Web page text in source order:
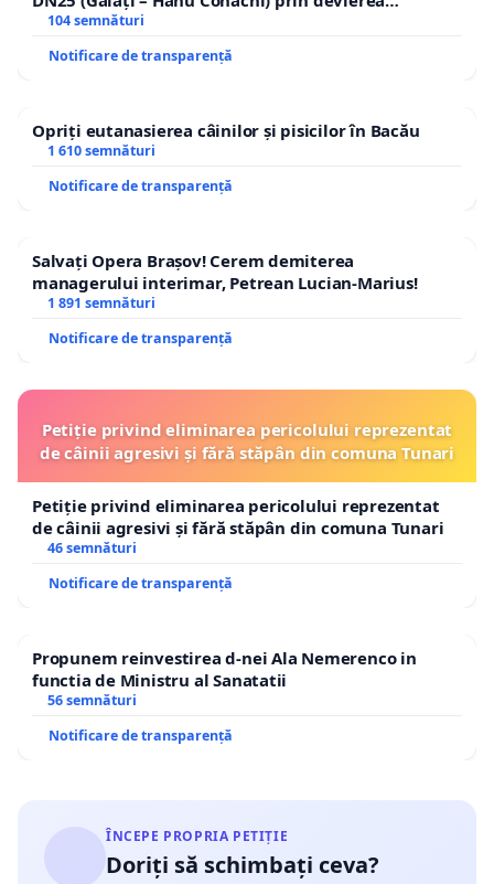
traseului în afara localităților!
104 semnături
Notificare de transparență
Opriți eutanasierea câinilor și pisicilor în Bacău
1 610 semnături
Notificare de transparență
Salvați Opera Brașov! Cerem demiterea
managerului interimar, Petrean Lucian-Marius!
1 891 semnături
Notificare de transparență
Petiție privind eliminarea pericolului reprezentat
de câinii agresivi și fără stăpân din comuna Tunari
Petiție privind eliminarea pericolului reprezentat
de câinii agresivi și fără stăpân din comuna Tunari
46 semnături
Notificare de transparență
Propunem reinvestirea d-nei Ala Nemerenco in
functia de Ministru al Sanatatii
56 semnături
Notificare de transparență
ÎNCEPE PROPRIA PETIȚIE
Doriți să schimbați ceva?